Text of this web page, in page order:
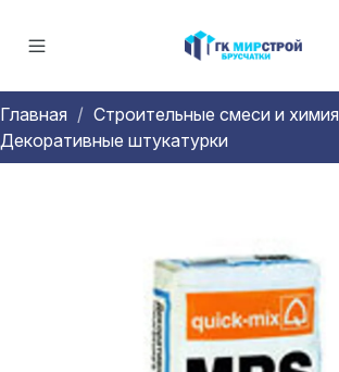
Главная
Строительные смеси и химия
Декоративные штукатурки